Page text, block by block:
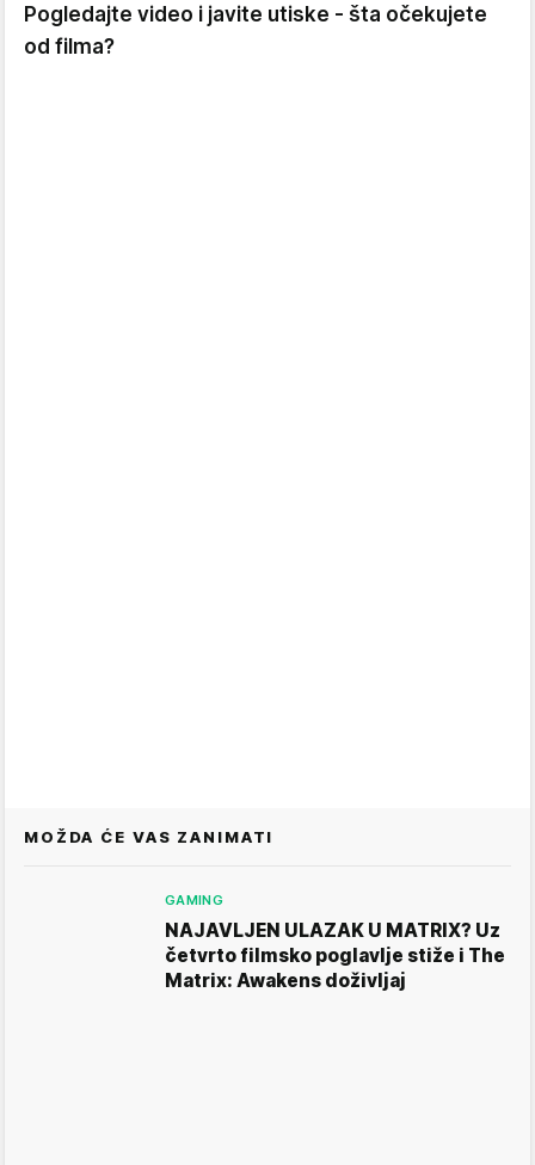
Pogledajte video i javite utiske - šta očekujete
od filma?
MOŽDA ĆE VAS ZANIMATI
GAMING
NAJAVLJEN ULAZAK U MATRIX? Uz
četvrto filmsko poglavlje stiže i The
Matrix: Awakens doživljaj